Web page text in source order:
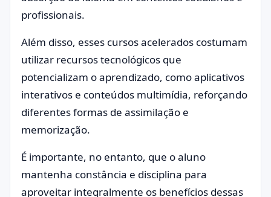
profissionais.
Além disso, esses cursos acelerados costumam
utilizar recursos tecnológicos que
potencializam o aprendizado, como aplicativos
interativos e conteúdos multimídia, reforçando
diferentes formas de assimilação e
memorização.
É importante, no entanto, que o aluno
mantenha constância e disciplina para
aproveitar integralmente os benefícios dessas